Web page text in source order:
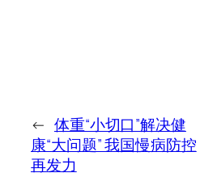
← 体重“小切口”解决健
康“大问题” 我国慢病防控
再发力